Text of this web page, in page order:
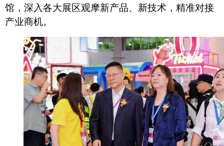
馆，深入各大展区观摩新产品、新技术，精准对接
产业商机。